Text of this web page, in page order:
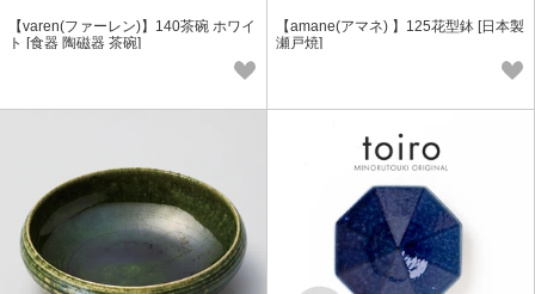
【varen(ファーレン)】140茶碗 ホワイ
ト [食器 陶磁器 茶碗]
【amane(アマネ) 】125花型鉢 [日本製
瀬戸焼]